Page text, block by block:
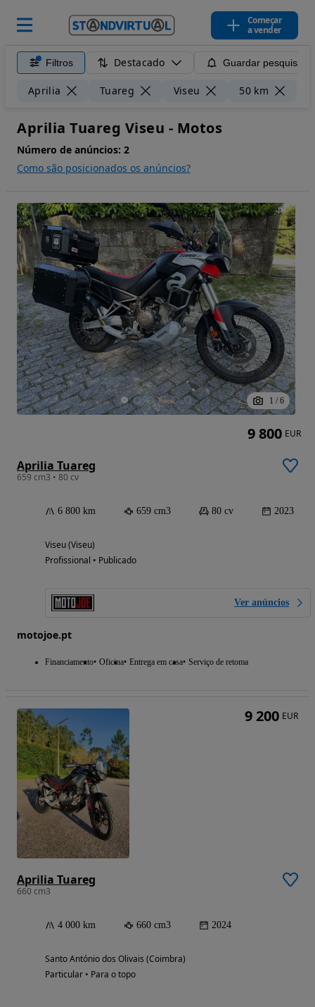
Começar
a vender
Filtros Destacado Guardar pesquisa
Aprilia Tuareg Viseu 50 km
Aprilia Tuareg Viseu - Motos
Número de anúncios: 2
Como são posicionados os anúncios?
1 / 6
Aprilia Tuareg
659 cm3 • 80 cv
6 800 km 659 cm3 80 cv 2023
Viseu (Viseu)
Profissional • Publicado
Ver anúncios
motojoe.pt
Financiamento Oficina Entrega em casa Serviço de retoma
9 800 EUR
Aprilia Tuareg
660 cm3
4 000 km 660 cm3 2024
Santo António dos Olivais (Coimbra)
Particular • Para o topo
9 200 EUR